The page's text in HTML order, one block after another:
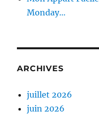
Monday…
ARCHIVES
juillet 2026
juin 2026